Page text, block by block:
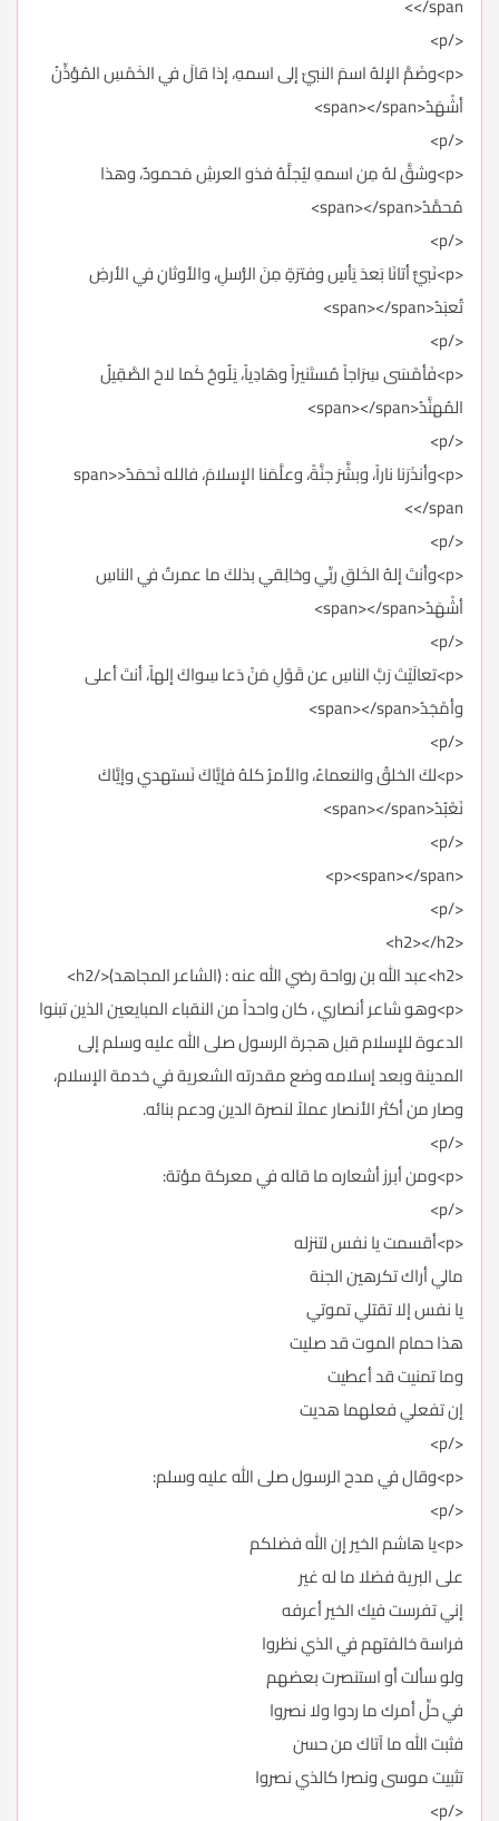
</p>
<p>وضَمَّ الإلهُ اسمَ النبيّ إلى اسمهِ، إذا قالَ في الخَمْسِ المُؤذِّنُ
أشْهَدُ<span></span>
</p>
<p>وشقَّ لهُ مِن اسمهِ ليُجلَّهُ فذو العرشِ مَحمودٌ، وهذا
مُحمَّدُ<span></span>
</p>
<p>نَبيٌّ أتانَا بَعدَ يَأسٍ وفترَةٍ مِنَ الرُّسلِ، والأوثانِ في الأرضِ
تُعبَدُ<span></span>
</p>
<p>فَأمْسَى سِرَاجاً مُستَنيراً وهَادِياً، يَلُوحُ كَما لاحَ الصَّقِيلُ
المُهنَّدُ<span></span>
</p>
<p>وأنذَرَنا ناراً، وبشَّرَ جنَّةً، وعلَّمَنا الإسلامَ، فالله نَحمَدُ<span>
</span>
</p>
<p>وأنتَ إلهُ الخَلقِ ربِّي وخالِقي بذلكَ ما عمرتُ في الناسِ
أشْهَدُ<span></span>
</p>
<p>تعالَيْتَ رَبَّ الناسِ عن قَوْلِ مَنْ دَعا سِواكَ إلهاً، أنتَ أعلى
وأمْجَدُ<span></span>
</p>
<p>لكَ الخلقُ والنعماءُ، والأمرُ كلهُ فإيَّاكَ نَستهدي وإيَّاكَ
نَعْبُدُ<span></span>
</p>
<p><span></span>
</p>
<h2></h2>
<h2>عبد الله بن رواحة رضي الله عنه : (الشاعر المجاهد)</h2>
<p>وهو شاعر أنصاري ، كان واحداً من النقباء المبايعين الذين تبنوا
الدعوة للإسلام قبل هجرة الرسول صلى الله عليه وسلم إلى
المدينة وبعد إسلامه وضع مقدرته الشعرية في خدمة الإسلام،
وصار من أكثر الأنصار عملاً لنصرة الدين ودعم بنائه.
</p>
<p>ومن أبرز أشعاره ما قاله في معركة مؤتة:
</p>
<p>أقسمت يا نفس لتنزله
مالي أراك تكرهين الجنة
يا نفس إلا تقتلي تموتي
هذا حمام الموت قد صليت
وما تمنيت قد أعطيت
إن تفعلي فعلهما هديت
</p>
<p>وقال في مدح الرسول صلى الله عليه وسلم:
</p>
<p>يا هاشم الخير إن الله فضلكم
على البرية فضلا ما له غير
إني تفرست فيك الخير أعرفه
فراسة خالفتهم في الذي نظروا
ولو سألت أو استنصرت بعضهم
في حلِّ أمرك ما ردوا ولا نصروا
فثبت الله ما آتاك من حسن
تثبيت موسى ونصرا كالذي نصروا
</p>